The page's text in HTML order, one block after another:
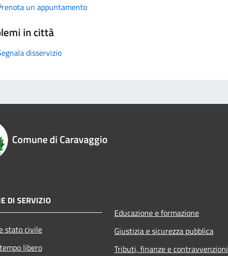
un appuntamento
in città
disservizio
Comune di Caravaggio
DI SERVIZIO
stato civile
libero
Educazione e formazione
Giustizia e sicurezza pubblica
Tributi, finanze e contravvenzioni